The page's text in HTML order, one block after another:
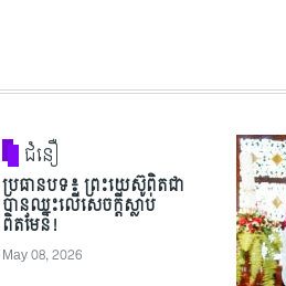
ជំនឿ
ប្រធានបទ៖ ព្រះយេស៊ូពិតជា
បានឈ្នះលើសេចក្តីស្លាប់
ពិតមែន!
May 08, 2026